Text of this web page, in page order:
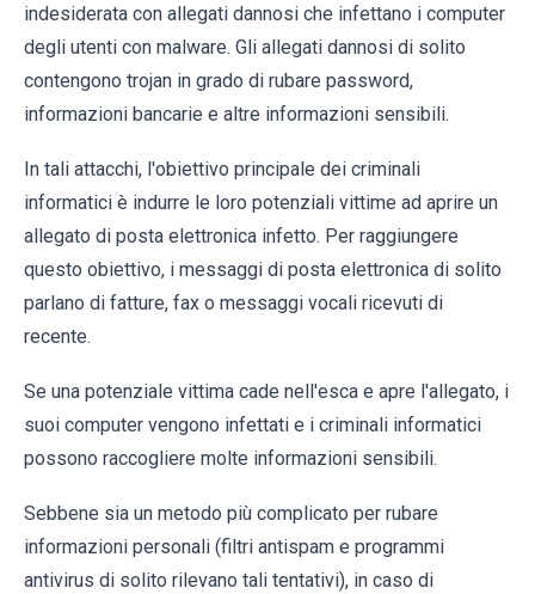
indesiderata con allegati dannosi che infettano i computer
degli utenti con malware. Gli allegati dannosi di solito
contengono trojan in grado di rubare password,
informazioni bancarie e altre informazioni sensibili.
In tali attacchi, l'obiettivo principale dei criminali
informatici è indurre le loro potenziali vittime ad aprire un
allegato di posta elettronica infetto. Per raggiungere
questo obiettivo, i messaggi di posta elettronica di solito
parlano di fatture, fax o messaggi vocali ricevuti di
recente.
Se una potenziale vittima cade nell'esca e apre l'allegato, i
suoi computer vengono infettati e i criminali informatici
possono raccogliere molte informazioni sensibili.
Sebbene sia un metodo più complicato per rubare
informazioni personali (filtri antispam e programmi
antivirus di solito rilevano tali tentativi), in caso di